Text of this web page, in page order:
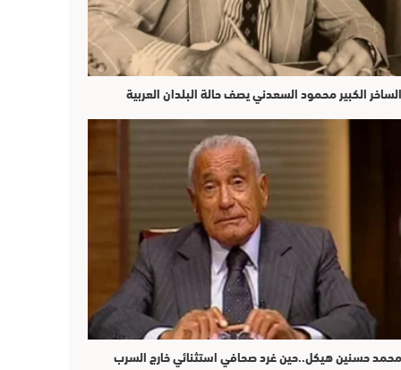
الساخر الكبير محمود السعدني يصف حالة البلدان العربية
محمد حسنين هيكل..حين غرد صحافي استثنائي خارج السرب